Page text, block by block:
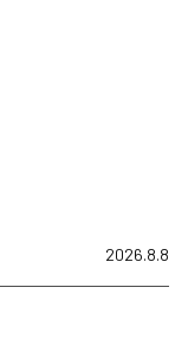
2026.8.8